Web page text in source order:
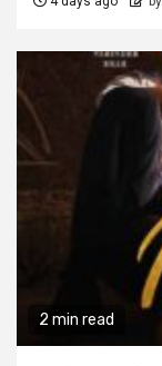
2 min read